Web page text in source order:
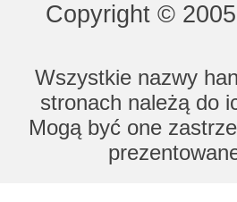
Copyright ©
Wszystkie nazwy
stronach należą do
Mogą być one